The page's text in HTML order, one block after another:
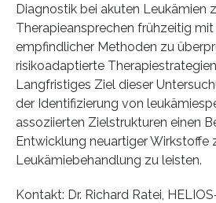
Diagnostik bei akuten Leukämien
Therapieansprechen frühzeitig
empfindlicher Methoden zu
risikoadaptierte
Langfristiges Ziel dieser
der Identifizierung von
assoziierten Zielstrukturen einen
Entwicklung neuartiger Wirkstoffe
Leukämiebehandlung zu leisten.
Kontakt: Dr. Richard Ratei,